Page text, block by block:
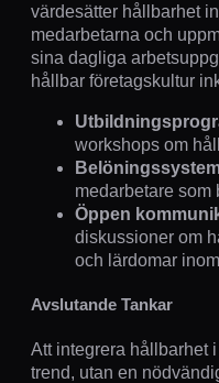
värdesätter hållbarhet
medarbetarna och
sina dagliga
hållbar företagskultur
workshops om
medarbetare som
Öppen
diskussioner om
och lärdomar
Avslutande Tankar
Att integrera hållbarhet
trend, utan en